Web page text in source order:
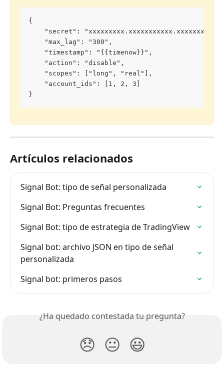
{
"secret":
    "max_lag": "300",
    "timestamp": "{{timenow}}",
    "action": "disable",
    "scopes": ["long", "real"],
    "account_ids": [1, 2, 3]
}
Artículos relacionados
Signal Bot: tipo de señal personalizada
Signal Bot: Preguntas frecuentes
Signal Bot: tipo de estrategia de TradingView
Signal bot: archivo JSON en tipo de señal
personalizada
Signal bot: primeros pasos
¿Ha quedado contestada tu pregunta?
😞 😐 😃